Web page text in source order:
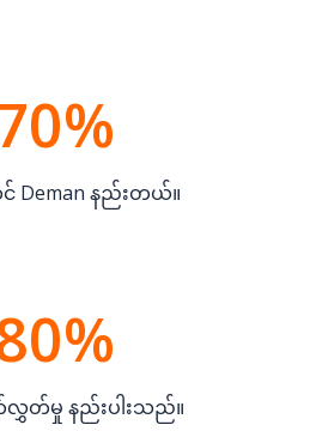
Deman နည်းတယ်။
လွှတ်မှု နည်းပါးသည်။